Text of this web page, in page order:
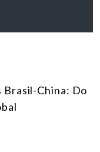
Brasil-China: Do